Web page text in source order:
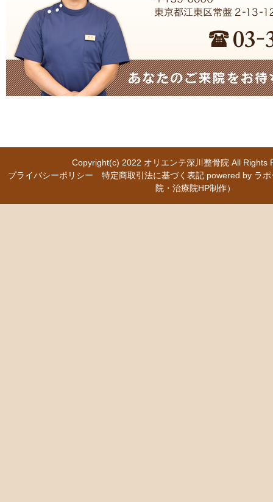
Copyright(c) 2022 オリエンテ深川整骨院 All
プライバシーポリシー
特定商取引法に基づく表記 powered by ラ
院・治療院HP制作）